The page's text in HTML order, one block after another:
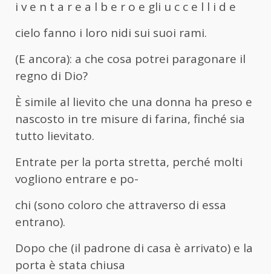
i v e n t a r e a l b e r o e gli u c c e l l i d e
cielo fanno i loro nidi sui suoi rami.
(E ancora): a che cosa potrei paragonare il
regno di Dio?
È simile al lievito che una donna ha preso e
nascosto in tre misure di farina, finché sia
tutto lievitato.
Entrate per la porta stretta, perché molti
vogliono entrare e po-
chi (sono coloro che attraverso di essa
entrano).
Dopo che (il padrone di casa è arrivato) e la
porta è stata chiusa